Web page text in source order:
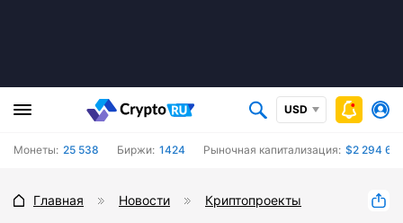
USD
Монеты: 25 538 Биржи: 1424 Рыночная капитализация: $2 294
Главная Новости Криптопроекты